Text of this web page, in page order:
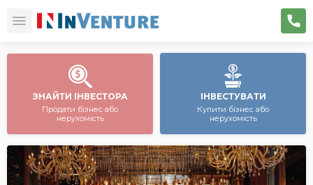
ЗНАЙТИ ІНВЕСТОРА
Продати бізнес або
нерухомість
ІНВЕСТУВАТИ
Купити бізнес або
нерухомість